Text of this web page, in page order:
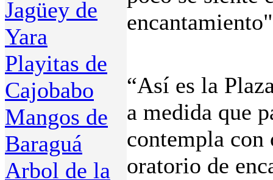
Jagüey de
Yara
Playitas de
Cajobabo
Mangos de
Baraguá
Arbol de la
“Así es la
a medida que
contempla
oratorio de